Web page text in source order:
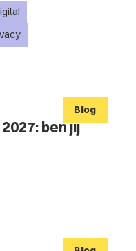
ben jij
Blog